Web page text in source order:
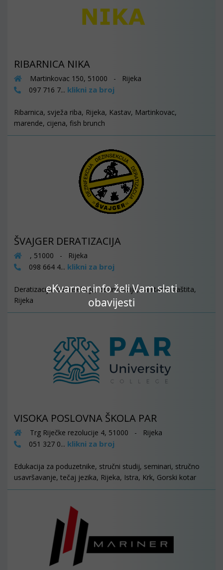
eKvarner.info želi Vam slati
obavijesti
RIBARNICA NIKA
Martinkovac 150, 51000 - Rijeka
097 716 7... klikni za broj
Ribarnica, svježa riba, Rijeka, Kastav, Martinkovac,
marende, cijena, fish brunch
ŠVAJGER DERATIZACIJA
, 51000 - Rijeka
098 664 4... klikni za broj
Deratizacija, dezinsekcija, dezinfekcija, sanitarna zaštita,
Rijeka
VISOKA POSLOVNA ŠKOLA PAR
Trg Riječke rezolucije 4, 51000 - Rijeka
051 327 0... klikni za broj
Edukacija za poduzetnike, stručni studij, seminari, stručno
usavršavanje, tečaj jezika, Rijeka, Istra, Krk, Gorski kotar